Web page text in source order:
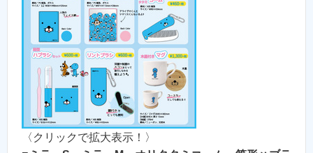
〈クリックで拡大表示！〉